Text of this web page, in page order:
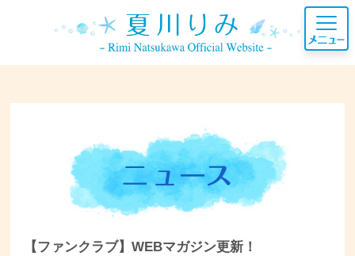
【ファンクラブ】WEBマガジン更新！